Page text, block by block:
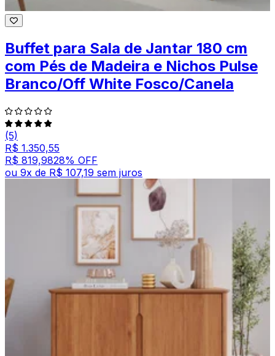
Buffet para Sala de Jantar 180 cm
com Pés de Madeira e Nichos Pulse
Branco/Off White Fosco/Canela
(5)
R$ 1.350,55
R$ 819,9828% OFF
ou 9x de R$ 107,19 sem juros